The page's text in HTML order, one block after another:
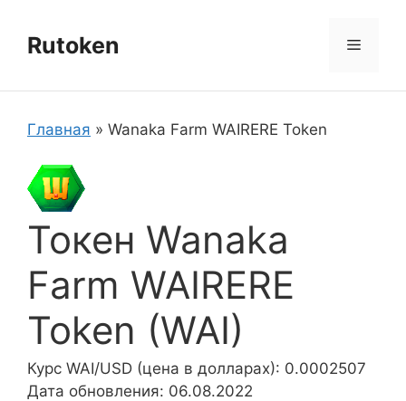
содержимому
Rutoken Меню
Главная » Wanaka Farm WAIRERE Token
Токен Wanaka
Farm WAIRERE
Token (WAI)
Курс WAI/USD (цена в долларах): 0.0002507
Дата обновления: 06.08.2022